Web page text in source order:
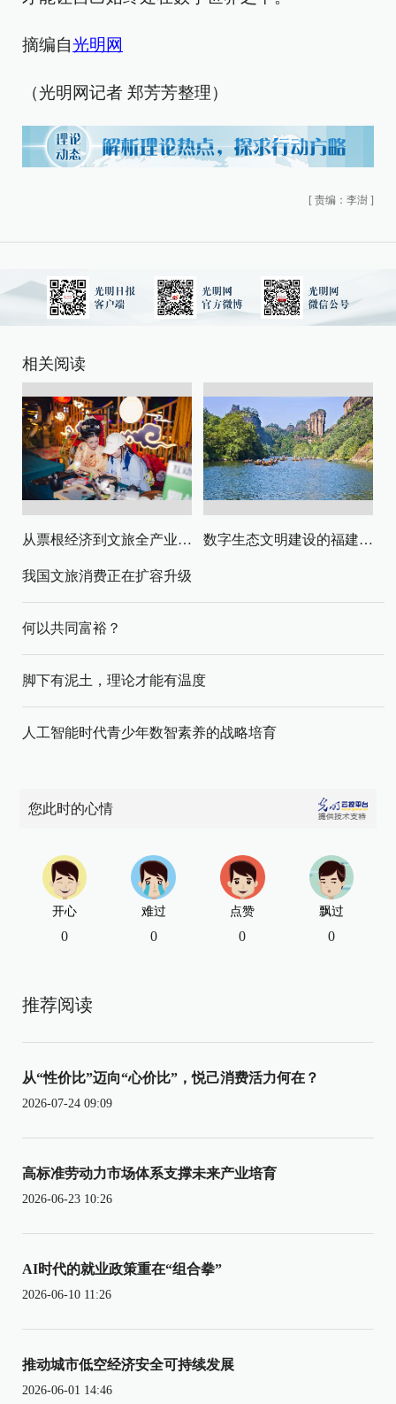
摘编自光明网
（光明网记者 郑芳芳整理）
[ 责编：李澍 ]
相关阅读
从票根经济到文旅全产业链升级 数字生态文明建设的福建路径与启示
我国文旅消费正在扩容升级
何以共同富裕？
脚下有泥土，理论才能有温度
人工智能时代青少年数智素养的战略培育
您此时的心情
开心
0
难过
0
点赞
0
飘过
0
推荐阅读
从“性价比”迈向“心价比”，悦己消费活力何在？
2026-07-24 09:09
高标准劳动力市场体系支撑未来产业培育
2026-06-23 10:26
AI时代的就业政策重在“组合拳”
2026-06-10 11:26
推动城市低空经济安全可持续发展
2026-06-01 14:46